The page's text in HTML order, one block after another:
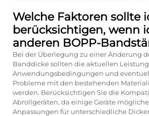
Welche Faktoren sollte
berücksichtigen, wenn
anderen BOPP-
Bei der Überlegung zu einer Änderung
Banddicke sollten die aktuellen
Anwendungsbedingungen und
Probleme mit den bestehenden
werden. Berücksichtigen Sie die
Abrollgeräten, da einige Geräte
Anpassungen für unterschiedliche